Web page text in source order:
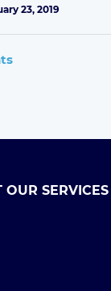
23, 2019
SERVICES